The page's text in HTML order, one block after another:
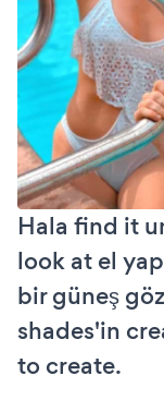
Hala find it
look at el
bir güneş
shades'in
to create.